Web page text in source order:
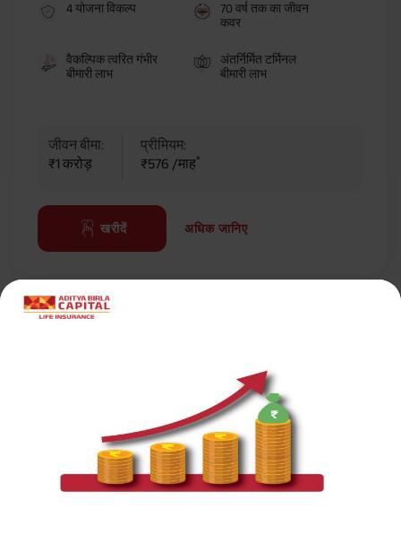
4 योजना विकल्प
70 वर्ष तक का जीवन
कवर
वैकल्पिक त्वरित गंभीर
बीमारी लाभ
अंतर्निर्मित टर्मिनल
बीमारी लाभ
जीवन बीमा:
₹1 करोड़
प्रीमियम:
₹576 /माह*
खरीदें अधिक जानिए
सर्वाधिक लोकप्रिय कैलकुलेटर
टर्म इन्शुरन्स प्रीमियम कैलकुलेटर
बाल भविष्य योजना कैलकुलेटर